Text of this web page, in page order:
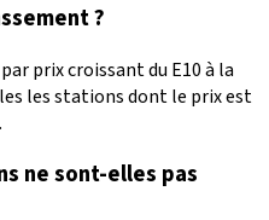
?
prix croissant du E10 à la
les stations dont le prix est
ne sont-elles pas